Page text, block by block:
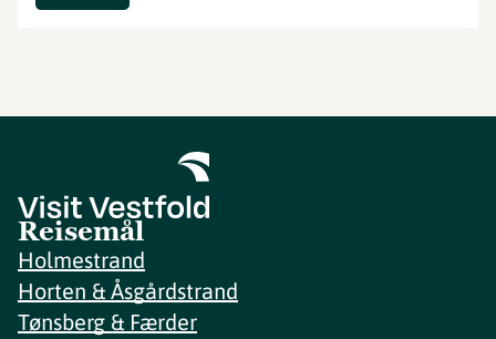
Reisemål
Holmestrand
Horten & Åsgårdstrand
Tønsberg & Færder